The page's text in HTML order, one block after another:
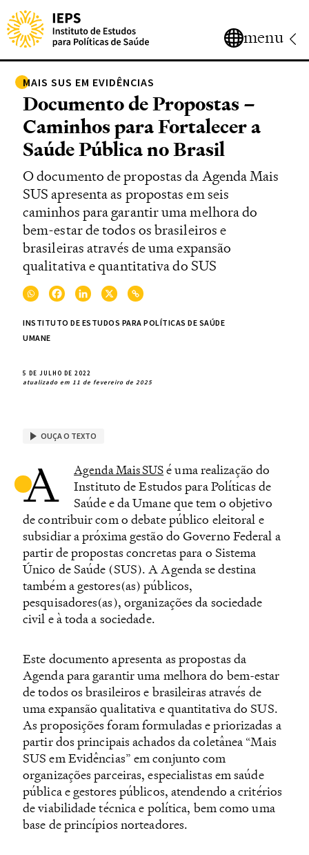
menu
MAIS SUS EM EVIDÊNCIAS
Documento de Propostas –
Caminhos para Fortalecer a
Saúde Pública no Brasil
O documento de propostas da Agenda Mais
SUS apresenta as propostas em seis
caminhos para garantir uma melhora do
bem-estar de todos os brasileiros e
brasileiras através de uma expansão
qualitativa e quantitativa do SUS
INSTITUTO DE ESTUDOS PARA POLÍTICAS DE SAÚDE
UMANE
5 DE JULHO DE 2022
atualizado em 11 de fevereiro de 2025
OUÇA O TEXTO
A Agenda Mais SUSé uma realização do
Instituto de Estudos para Políticas de
Saúde e da Umane que tem o objetivo
de contribuir com o debate público eleitoral e
subsidiar a próxima gestão do Governo Federal a
partir de propostas concretas para o Sistema
Único de Saúde (SUS). A Agenda se destina
também a gestores(as) públicos,
pesquisadores(as), organizações da sociedade
civil e à toda a sociedade.
Este documento apresenta as propostas da
Agenda para garantir uma melhora do bem-estar
de todos os brasileiros e brasileiras através de
uma expansão qualitativa e quantitativa do SUS.
As proposições foram formuladas e priorizadas a
partir dos principais achados da coletânea “Mais
SUS em Evidências” em conjunto com
organizações parceiras, especialistas em saúde
pública e gestores públicos, atendendo a critérios
de viabilidade técnica e política, bem como uma
base de princípios norteadores.